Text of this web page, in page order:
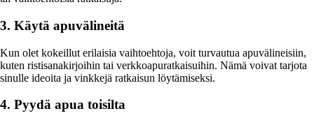
3. Käytä apuvälineitä
Kun olet kokeillut erilaisia vaihtoehtoja, voit turvautua apuvälineisiin,
kuten ristisanakirjoihin tai verkkoapuratkaisuihin. Nämä voivat tarjota
sinulle ideoita ja vinkkejä ratkaisun löytämiseksi.
4. Pyydä apua toisilta